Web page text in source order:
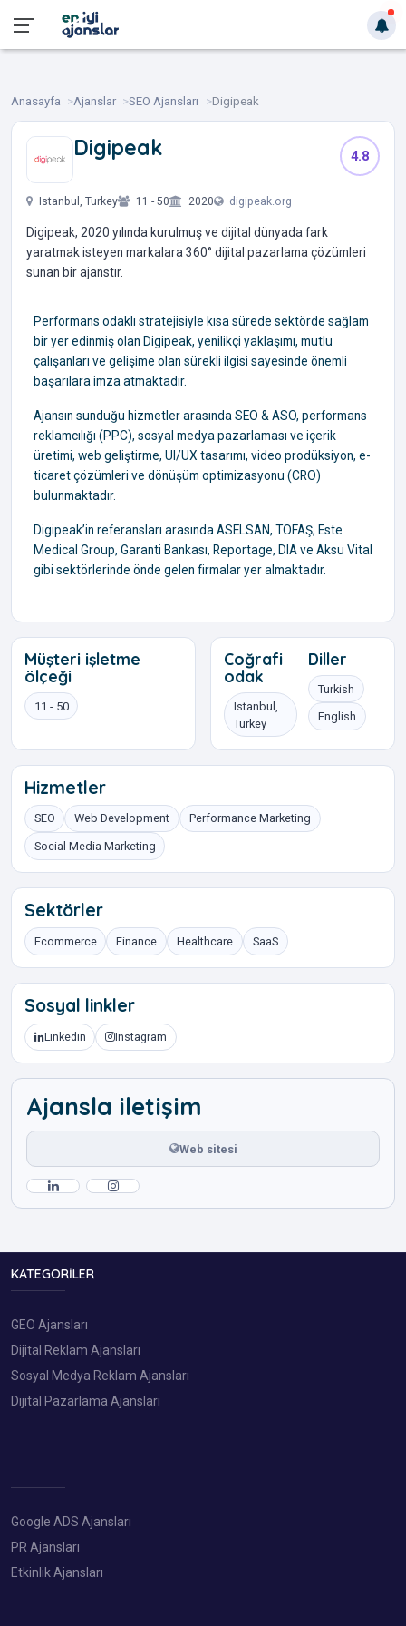
Anasayfa Ajanslar SEO Ajansları Digipeak
Digipeak 4.8
Istanbul, Turkey 11 - 50 2020 digipeak.org
Digipeak, 2020 yılında kurulmuş ve dijital dünyada fark
yaratmak isteyen markalara 360° dijital pazarlama çözümleri
sunan bir ajanstır.
Performans odaklı stratejisiyle kısa sürede sektörde sağlam
bir yer edinmiş olan Digipeak, yenilikçi yaklaşımı, mutlu
çalışanları ve gelişime olan sürekli ilgisi sayesinde önemli
başarılara imza atmaktadır.
Ajansın sunduğu hizmetler arasında SEO & ASO, performans
reklamcılığı (PPC), sosyal medya pazarlaması ve içerik
üretimi, web geliştirme, UI/UX tasarımı, video prodüksiyon, e-
ticaret çözümleri ve dönüşüm optimizasyonu (CRO)
bulunmaktadır.
Digipeak’in referansları arasında ASELSAN, TOFAŞ, Este
Medical Group, Garanti Bankası, Reportage, DIA ve Aksu Vital
gibi sektörlerinde önde gelen firmalar yer almaktadır.
Müşteri işletme
ölçeği
11 - 50
Coğrafi
odak
Istanbul,
Turkey
Diller
Turkish
English
Hizmetler
SEO Web Development Performance Marketing
Social Media Marketing
Sektörler
Ecommerce Finance Healthcare SaaS
Sosyal linkler
Linkedin Instagram
Ajansla iletişim
Web sitesi
KATEGORILER
GEO Ajansları
Dijital Reklam Ajansları
Sosyal Medya Reklam Ajansları
Dijital Pazarlama Ajansları
Google ADS Ajansları
PR Ajansları
Etkinlik Ajansları